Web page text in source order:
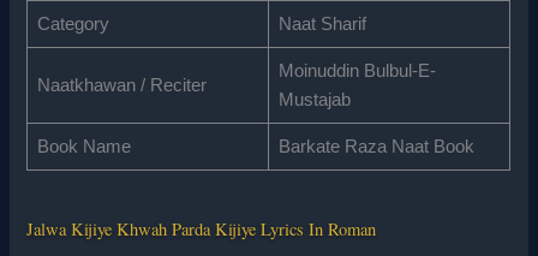
Category Naat Sharif
Naatkhawan / Reciter
Moinuddin Bulbul-E-
Mustajab
Book Name Barkate Raza Naat Book
Jalwa Kijiye Khwah Parda Kijiye Lyrics In Roman